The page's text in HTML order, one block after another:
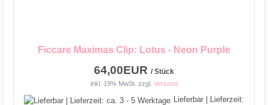
Ficcare Maximas Clip: Lotus - Neon Purple
64,00EUR / Stück
inkl. 19% MwSt. zzgl. Versand
Lieferbar | Lieferzeit: